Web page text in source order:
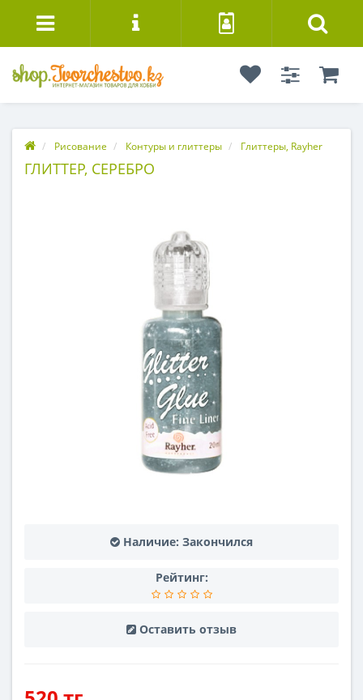
Рисование Контуры и глиттеры Глиттеры, Rayher
ГЛИТТЕР, СЕРЕБРО
Наличие: Закончился
Рейтинг:
Оставить отзыв